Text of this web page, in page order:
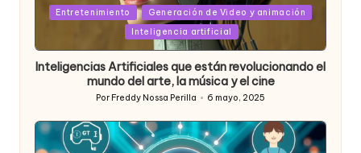
Posted
Entretenimiento
Generación de Video y animación
Inteligencia artificial
Inteligencias Artificiales que están revolucionando el
mundo del arte, la música y el cine
Publicado
por
Por Freddy Nossa Perilla 6 mayo, 2025